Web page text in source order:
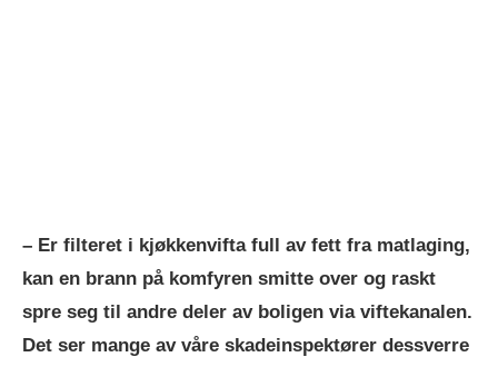
– Er filteret i kjøkkenvifta full av fett fra matlaging,
kan en brann på komfyren smitte over og raskt
spre seg til andre deler av boligen via viftekanalen.
Det ser mange av våre skadeinspektører dessverre